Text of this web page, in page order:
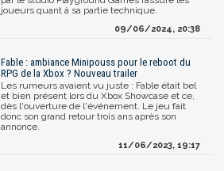
joueurs quant à sa partie technique.
09/06/2024, 20:38
Fable : ambiance Minipouss pour le reboot du
RPG de la Xbox ? Nouveau trailer
Les rumeurs avaient vu juste : Fable était bel
et bien présent lors du Xbox Showcase et ce,
dès l'ouverture de l'événement. Le jeu fait
donc son grand retour trois ans après son
annonce.
11/06/2023, 19:17